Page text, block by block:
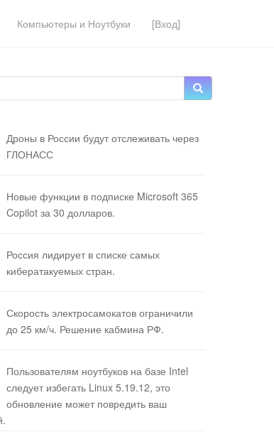
Компьютеры и Ноутбуки [Вход]
Дроны в России будут отслеживать через
ГЛОНАСС
Новые функции в подписке Microsoft 365
Copilot за 30 долларов.
Россия лидирует в списке самых
кибератакуемых стран.
Скорость электросамокатов ограничили
до 25 км/ч. Решение кабмина РФ.
Пользователям ноутбуков на базе Intel
следует избегать Linux 5.19.12, это
обновление может повредить ваш